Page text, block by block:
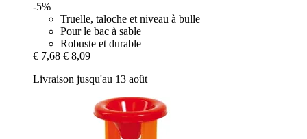
-5%
Truelle, taloche et niveau à bulle
Pour le bac à sable
Robuste et durable
€ 7,68 € 8,09
Livraison jusqu'au 13 août